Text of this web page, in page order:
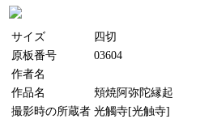
サイズ
四切
原板番号
03604
作者名
作品名
頬焼阿弥陀縁起
撮影時の所蔵者 光觸寺[光触寺]